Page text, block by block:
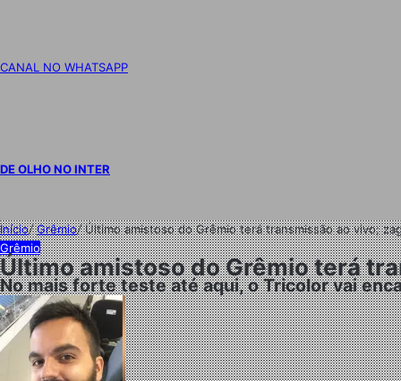
CANAL NO WHATSAPP
DE OLHO NO INTER
Início/Grêmio/Último amistoso do Grêmio terá transmissão ao vivo;
Grêmio
Último amistoso do Grêmio terá
No mais forte teste até aqui, o Tricolor vai